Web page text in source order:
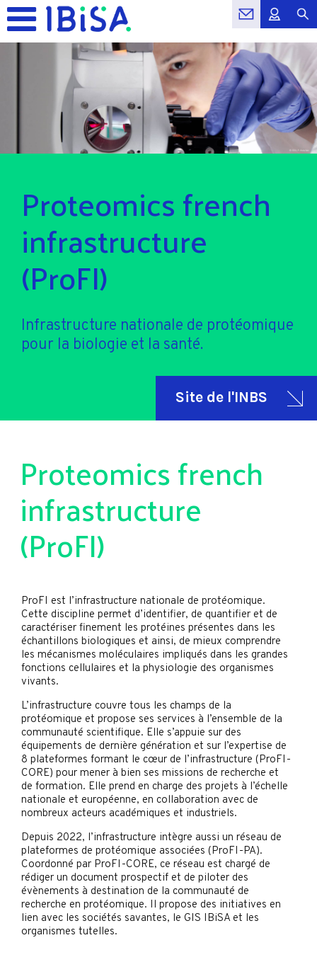
Proteomics french
infrastructure
(ProFI)
Infrastructure nationale de protéomique
pour la biologie et la santé.
Site de l'INBS
Proteomics french
infrastructure
(ProFI)
ProFI est l’infrastructure nationale de protéomique.
Cette discipline permet d’identifier, de quantifier et de
caractériser finement les protéines présentes dans les
échantillons biologiques et ainsi, de mieux comprendre
les mécanismes moléculaires impliqués dans les grandes
fonctions cellulaires et la physiologie des organismes
vivants.
L’infrastructure couvre tous les champs de la
protéomique et propose ses services à l’ensemble de la
communauté scientifique. Elle s’appuie sur des
équipements de dernière génération et sur l’expertise de
8 plateformes formant le cœur de l’infrastructure (ProFI-
CORE) pour mener à bien ses missions de recherche et
de formation. Elle prend en charge des projets à l’échelle
nationale et européenne, en collaboration avec de
nombreux acteurs académiques et industriels.
Depuis 2022, l’infrastructure intègre aussi un réseau de
plateformes de protéomique associées (ProFI-PA).
Coordonné par ProFI-CORE, ce réseau est chargé de
rédiger un document prospectif et de piloter des
évènements à destination de la communauté de
recherche en protéomique. Il propose des initiatives en
lien avec les sociétés savantes, le GIS IBiSA et les
organismes tutelles.